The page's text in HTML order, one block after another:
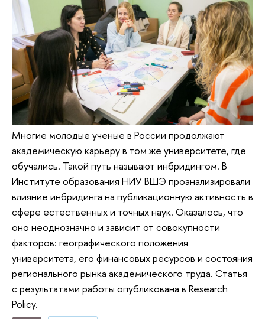
Многие молодые ученые в России продолжают
академическую карьеру в том же университете, где
обучались. Такой путь называют инбридингом. В
Институте образования НИУ ВШЭ проанализировали
влияние инбридинга на публикационную активность в
сфере естественных и точных наук. Оказалось, что
оно неоднозначно и зависит от совокупности
факторов: географического положения
университета, его финансовых ресурсов и состояния
регионального рынка академического труда. Статья
с результатами работы опубликована в Research
Policy.